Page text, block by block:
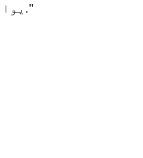
"یوازې زړور په سخته لاره ځي."